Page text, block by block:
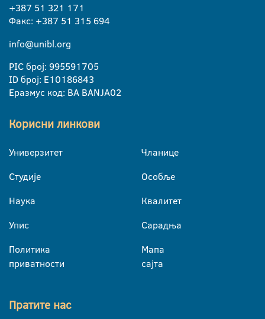
+387 51 321 171
Факс: +387 51 315 694
info@unibl.org
PIC број: 995591705
ID број: E10186843
Еразмус код: BA BANJA02
Корисни линкови
Универзитет
Студије
Наука
Упис
Политика
приватности
Чланице
Особље
Квалитет
Сарадња
Мапа
сајта
Пратите нас